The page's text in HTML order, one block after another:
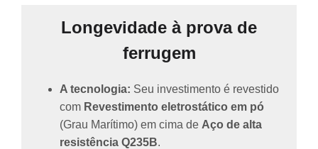
Longevidade à prova de
ferrugem
A tecnologia: Seu investimento é revestido
com Revestimento eletrostático em pó
(Grau Marítimo) em cima de Aço de alta
resistência Q235B.